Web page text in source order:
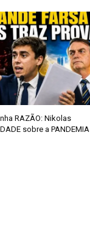
RAZÃO: Nikolas
sobre a PANDEMIA